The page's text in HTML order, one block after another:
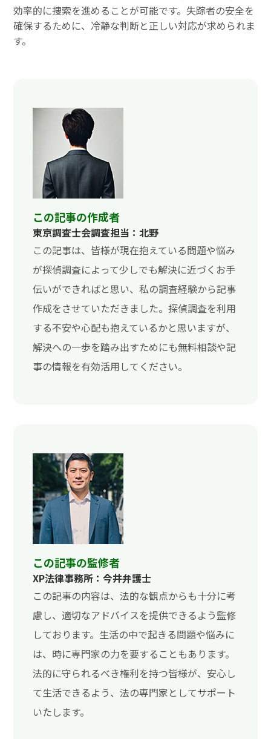
効率的に捜索を進めることが可能です。失踪者の安全を
確保するために、冷静な判断と正しい対応が求められま
す。
この記事の作成者
東京調査士会調査担当：北野
この記事は、皆様が現在抱えている問題や悩み
が探偵調査によって少しでも解決に近づくお手
伝いができればと思い、私の調査経験から記事
作成をさせていただきました。探偵調査を利用
する不安や心配も抱えているかと思いますが、
解決への一歩を踏み出すためにも無料相談や記
事の情報を有効活用してください。
この記事の監修者
XP法律事務所：今井弁護士
この記事の内容は、法的な観点からも十分に考
慮し、適切なアドバイスを提供できるよう監修
しております。生活の中で起きる問題や悩みに
は、時に専門家の力を要することもあります。
法的に守られるべき権利を持つ皆様が、安心し
て生活できるよう、法の専門家としてサポート
いたします。